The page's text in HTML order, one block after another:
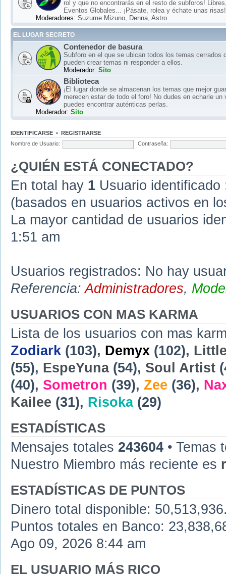
rol y que no encontrarás en el resto de subforos!
Eventos Globales... ¡Pásate, rolea y échate unas risas!
Moderadores: Suzume Mizuno Denna Astro
EL LUGAR SECRETO
Contenedor de basura
Subforo en el que se ubican todos los temas cerrados
pueden crear temas ni responder a ellos.
Moderador: Sito
Biblioteca
¡El lugar donde se almacenan los temas que mejor
merecen estar de todo el foro! No dudes en echarle un
puedes encontrar auténticas perlas.
Moderador: Sito
IDENTIFICARSE • REGISTRARSE
Nombre de Usuario:
Contraseña:
¿QUIÉN ESTÁ CONECTADO?
En total hay 1 Usuario
(basados en usuarios activos en
La mayor cantidad de usuarios
1:51 am
Usuarios registrados: No hay
Referencia:Administradores,
USUARIOS CON MAS KARMA
Lista de los usuarios con mas
Zodiark (103), Demyx (102),
(55), EspeYuna(54), Soul Artist
(40), Sometron (39), Zee (36),
Kailee (31), Risoka(29)
ESTADÍSTICAS
Mensajes totales 243604 • Temas
Nuestro Miembro más reciente es
ESTADÍSTICAS DE PUNTOS
Dinero total disponible:
Puntos totales en Banco:
Ago 09, 2026 8:44 am
EL USUARIO MÁS RICO